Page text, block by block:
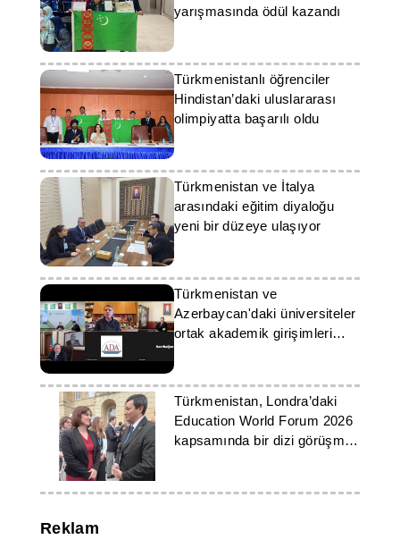
yarışmasında ödül kazandı
Türkmenistanlı öğrenciler
Hindistan’daki uluslararası
olimpiyatta başarılı oldu
Türkmenistan ve İtalya
arasındaki eğitim diyaloğu
yeni bir düzeye ulaşıyor
Türkmenistan ve
Azerbaycan'daki üniversiteler
ortak akademik girişimleri
görüştü
Türkmenistan, Londra’daki
Education World Forum 2026
kapsamında bir dizi görüşme
Reklam